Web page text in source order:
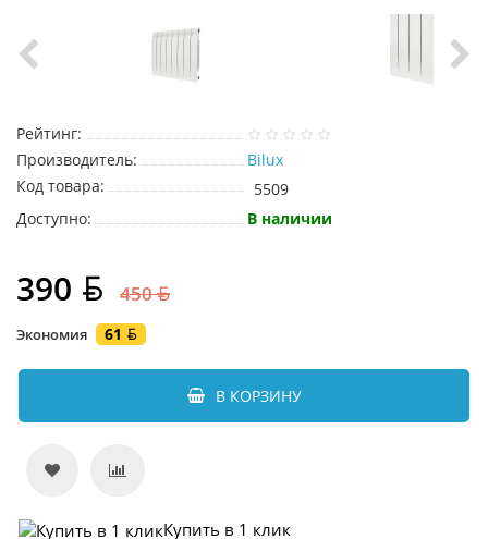
Рейтинг:
Производитель:
Bilux
Код товара:
5509
Доступно:
В наличии
390 450
Экономия 61
В КОРЗИНУ
Купить в 1 клик